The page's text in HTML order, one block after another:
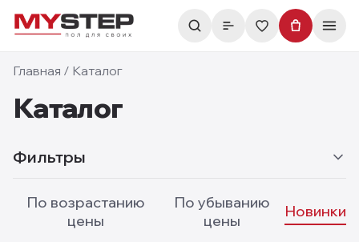
Главная / Каталог
Каталог
Фильтры
По возрастанию
цены
По убыванию
цены
Новинки